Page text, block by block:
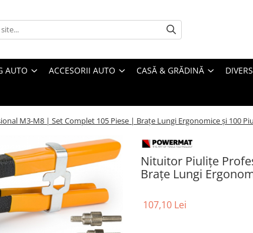
AUTO ACCESORII AUTO CASĂ & GRĂDINĂ
M3-M8 | Set Complet 105 Piese | Brațe Lungi Ergonomice și 100
Nituitor Piulițe
Brațe Lungi
107,10 Lei